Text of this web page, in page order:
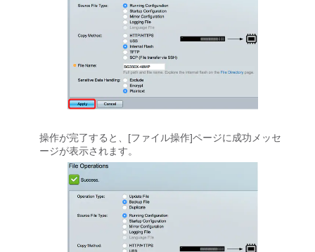
操作が完了すると、[ファイル操作]ページに成功メッセ
ージが表示されます。